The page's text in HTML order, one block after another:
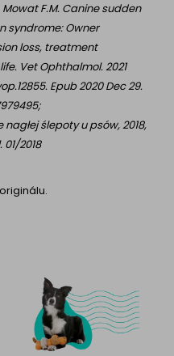
Mowat F.M. Canine sudden
syndrome: Owner
loss, treatment
Vet Ophthalmol. 2021
Epub 2020 Dec 29.
ślepoty u psów, 2018,
2018